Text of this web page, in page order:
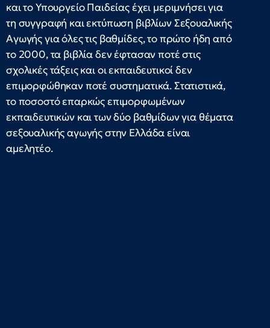
και το Υπουργείο Παιδείας έχει μεριμνήσει για
τη συγγραφή και εκτύπωση βιβλίων Σεξουαλικής
Αγωγής για όλες τις βαθμίδες, το πρώτο ήδη από
το 2000, τα βιβλία δεν έφτασαν ποτέ στις
σχολικές τάξεις και οι εκπαιδευτικοί δεν
επιμορφώθηκαν ποτέ συστηματικά. Στατιστικά,
το ποσοστό επαρκώς επιμορφωμένων
εκπαιδευτικών και των δύο βαθμίδων για θέματα
σεξουαλικής αγωγής στην Ελλάδα είναι
αμελητέο.